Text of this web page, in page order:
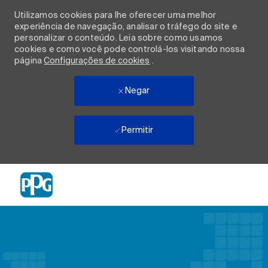
Utilizamos cookies para lhe oferecer uma melhor
experiência de navegação, analisar o tráfego do site e
personalizar o conteúdo. Leia sobre como usamos
cookies e como você pode controlá-los visitando nossa
páginaConfigurações de cookies .
Negar
Permitir